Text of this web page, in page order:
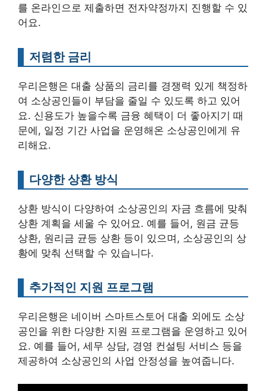
를 온라인으로 제출하면 전자약정까지 진행할 수 있
어요.
저렴한 금리
우리은행은 대출 상품의 금리를 경쟁력 있게 책정하
여 소상공인들이 부담을 줄일 수 있도록 하고 있어
요. 신용도가 높을수록 금융 혜택이 더 좋아지기 때
문에, 일정 기간 사업을 운영해온 소상공인에게 유
리해요.
다양한 상환 방식
상환 방식이 다양하여 소상공인의 자금 흐름에 맞춰
상환 계획을 세울 수 있어요. 예를 들어, 원금 균등
상환, 원리금 균등 상환 등이 있으며, 소상공인의 상
황에 맞춰 선택할 수 있습니다.
추가적인 지원 프로그램
우리은행은 네이버 스마트스토어 대출 외에도 소상
공인을 위한 다양한 지원 프로그램을 운영하고 있어
요. 예를 들어, 세무 상담, 경영 컨설팅 서비스 등을
제공하여 소상공인의 사업 안정성을 높여줍니다.